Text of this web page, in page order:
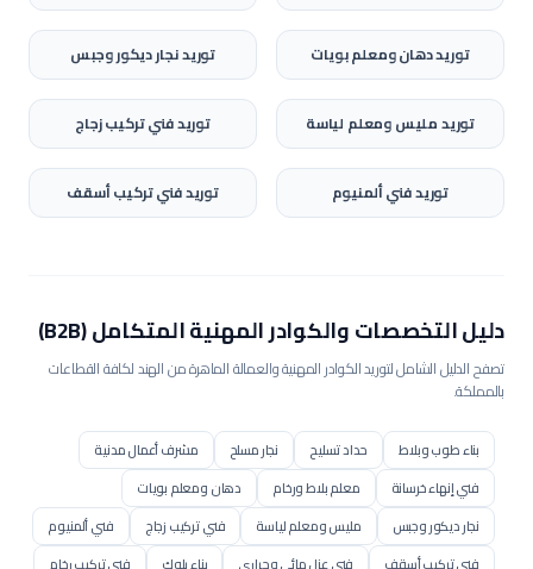
توريددهان ومعلم بويات توريدنجار ديكور وجبس
توريدمليس ومعلم لياسة توريدفني تركيب زجاج
توريدفني ألمنيوم توريدفني تركيب أسقف
دليل التخصصات والكوادر المهنية المتكامل (B2B)
تصفح الدليل الشامل لتوريد الكوادر المهنية والعمالة الماهرة من الهند لكافة القطاعات
بالمملكة.
بناء طوب وبلاط حداد تسليح نجار مسلح
مشرف أعمال مدنية
فني إنهاء خرسانة
معلم بلاط ورخام
دهان ومعلم بويات
نجار ديكور وجبس
مليس ومعلم لياسة فني تركيب زجاج
فني ألمنيوم
فني تركيب أسقف
فني عزل مائي وحراري بناء بلوك
فني تركيب رخام